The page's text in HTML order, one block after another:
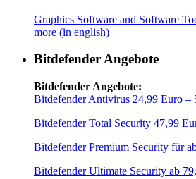
Graphics Software and Software
more (in english)
Bitdefender Angebote
Bitdefender Angebote:
Bitdefender Antivirus 24,99 Euro –
Bitdefender Total Security 47,99
Bitdefender Premium Security für
Bitdefender Ultimate Security ab